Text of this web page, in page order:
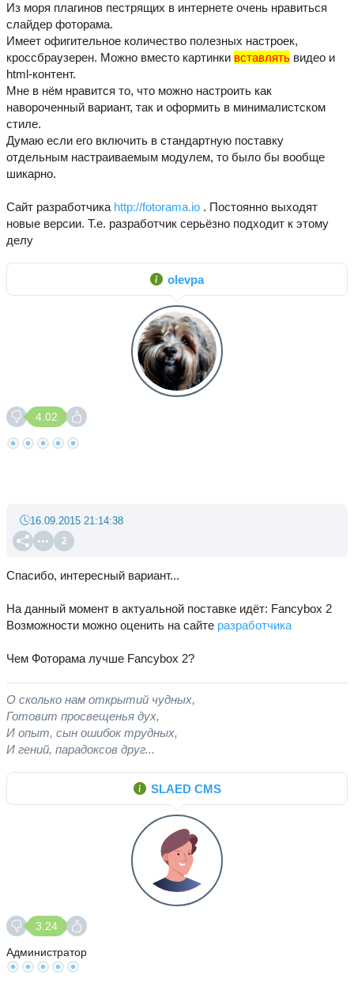
Из моря плагинов пестрящих в интернете очень нравиться
слайдер фоторама.
Имеет офигительное количество полезных настроек,
кроссбраузерен. Можно вместо картинки вставлять видео и
html-контент.
Мне в нём нравится то, что можно настроить как
навороченный вариант, так и оформить в минималистском
стиле.
Думаю если его включить в стандартную поставку
отдельным настраиваемым модулем, то было бы вообще
шикарно.
Сайт разработчика http://fotorama.io . Постоянно выходят
новые версии. Т.е. разработчик серьёзно подходит к этому
делу
olevpa
4.02
2
16.09.2015 21:14:38
Спасибо, интересный вариант...
На данный момент в актуальной поставке идёт: Fancybox 2
Возможности можно оценить на сайте разработчика
Чем Фоторама лучше Fancybox 2?
О сколько нам открытий чудных,
Готовит просвещенья дух,
И опыт, сын ошибок трудных,
И гений, парадоксов друг...
SLAED CMS
3.24
Администратор